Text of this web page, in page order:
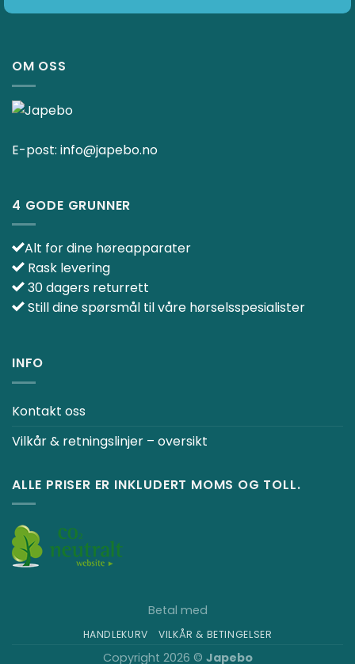
OM OSS
E-post: info@japebo.no
4 GODE GRUNNER
Alt for dine høreapparater
Rask levering
30 dagers returrett
Still dine spørsmål til våre hørselsspesialister
INFO
Kontakt oss
Vilkår & retningslinjer – oversikt
ALLE PRISER ER INKLUDERT MOMS OG TOLL.
Betal med
HANDLEKURV VILKÅR & BETINGELSER
Copyright 2026 © Japebo